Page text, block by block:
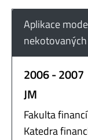
Aplikace
2006 - 2007
JM
Fakulta
Katedra